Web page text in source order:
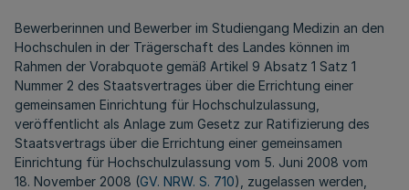
Bewerberinnen und Bewerber im Studiengang Medizin an den
Hochschulen in der Trägerschaft des Landes können im
Rahmen der Vorabquote gemäß Artikel 9 Absatz 1 Satz 1
Nummer 2 des Staatsvertrages über die Errichtung einer
gemeinsamen Einrichtung für Hochschulzulassung,
veröffentlicht als Anlage zum Gesetz zur Ratifizierung des
Staatsvertrags über die Errichtung einer gemeinsamen
Einrichtung für Hochschulzulassung vom 5. Juni 2008 vom
18. November 2008 (GV. NRW. S. 710), zugelassen werden,